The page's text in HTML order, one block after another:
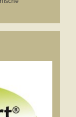
im Frühjahr
Pflanzen